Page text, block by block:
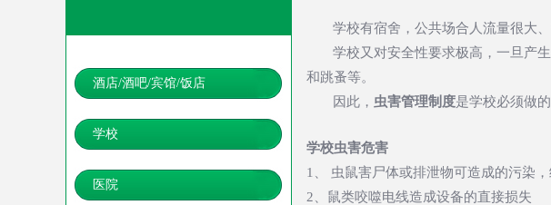
酒店/酒吧/宾馆/饭店
学校
医院
学校有宿舍，公共场合人流量很大
学校又对安全性要求极高，一旦产
和跳蚤等。
因此， 虫害管理制度是学校必须做
学校虫害危害
1、 虫鼠害尸体或排泄物可造成的污染
2、鼠类咬噬电线造成设备的直接损失